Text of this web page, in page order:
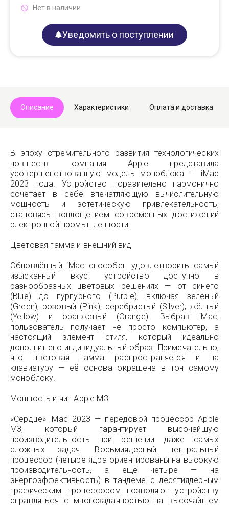
Нет в наличии
Уведомить о поступлении
Описание Характеристики Оплата и доставка
В эпоху стремительного развития технологических
новшеств компания Apple представила
усовершенствованную модель моноблока — iMac
2023 года. Устройство поразительно гармонично
сочетает в себе впечатляющую вычислительную
мощность и эстетическую привлекательность,
становясь воплощением современных достижений
электронной промышленности.
Цветовая гамма и внешний вид
Обновлённый iMac способен удовлетворить самый
изысканный вкус: устройство доступно в
разнообразных цветовых решениях — от синего
(Blue) до пурпурного (Purple), включая зелёный
(Green), розовый (Pink), серебристый (Silver), жёлтый
(Yellow) и оранжевый (Orange). Выбрав iMac,
пользователь получает не просто компьютер, а
настоящий элемент стиля, который идеально
дополнит его индивидуальный образ. Примечательно,
что цветовая гамма распространяется и на
клавиатуру — её основа окрашена в тон самому
моноблоку.
Мощность и чип Apple M3
«Сердце» iMac 2023 — передовой процессор Apple
M3, который гарантирует высочайшую
производительность при решении даже самых
сложных задач. Восьмиядерный центральный
процессор (четыре ядра ориентированы на высокую
производительность, а ещё четыре — на
энергоэффективность) в тандеме с десятиядерным
графическим процессором позволяют устройству
справляться с многозадачностью на высочайшем